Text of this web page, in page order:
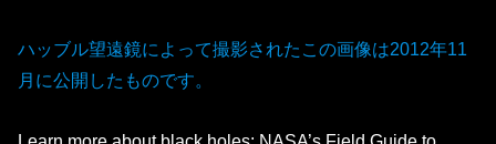
ハッブル望遠鏡によって撮影されたこの画像は2012年11
月に公開したものです。